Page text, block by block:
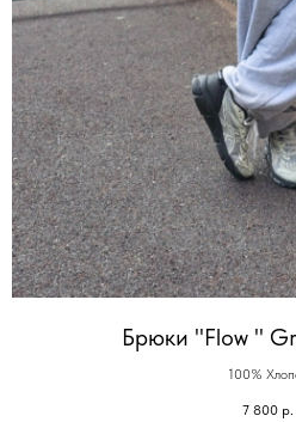
Брюки "Flow "
100%
7 800 р.